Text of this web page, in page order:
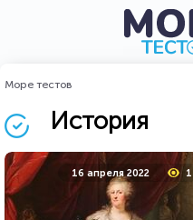
Море тестов
История
16 апреля 2022